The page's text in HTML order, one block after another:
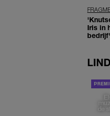
Iris in
bedrijf'
de